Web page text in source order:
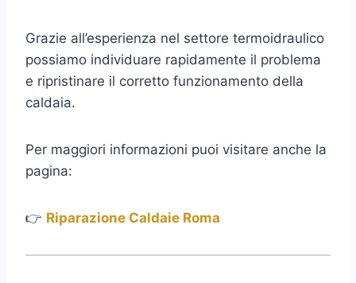
Grazie all’esperienza nel settore termoidraulico
possiamo individuare rapidamente il problema
e ripristinare il corretto funzionamento della
caldaia.
Per maggiori informazioni puoi visitare anche la
pagina:
👉 Riparazione Caldaie Roma